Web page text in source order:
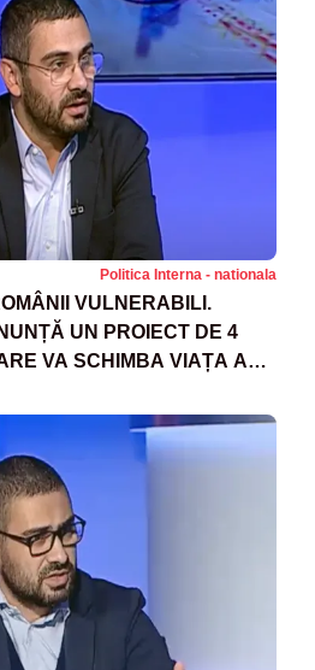
Politica Interna - nationala
VULNERABILI.
UN PROIECT DE 4
VA SCHIMBA VIAȚA A